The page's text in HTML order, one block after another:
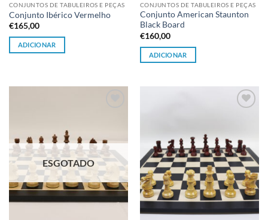
CONJUNTOS DE TABULEIROS E PEÇAS
Conjunto Ibérico Vermelho
€165,00
ADICIONAR
CONJUNTOS DE TABULEIROS E PEÇAS
Conjunto American Staunton
Black Board
€160,00
ADICIONAR
ESGOTADO